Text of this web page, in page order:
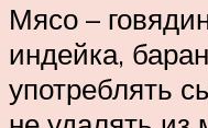
Мясо –
индейка,
употреблять